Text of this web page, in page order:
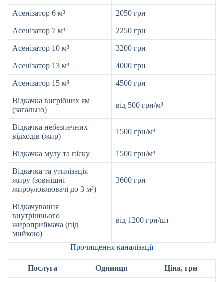
Асенізатор 6 м³ 2050 грн
Асенізатор 7 м³ 2250 грн
Асенізатор 10 м³ 3200 грн
Асенізатор 13 м³ 4000 грн
Асенізатор 15 м³ 4500 грн
Відкачка вигрібних ям
(загально)
від 500 грн/м³
Відкачка небезпечних
відходів (жир)
1500 грн/м³
Відкачка мулу та піску 1500 грн/м³
Відкачка та утилізація
жиру (зовнішні
жироуловлювачі до 3 м³)
3600 грн
Відкачування
внутрішнього
жироприймача (під
мийкою)
від 1200 грн/шт
Прочищення каналізації
Послуга Одиниця Ціна, грн